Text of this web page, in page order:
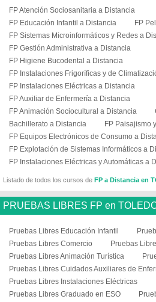
FP Atención Sociosanitaria a Distancia
FP Educación Infantil a Distancia
FP
FP Sistemas Microinformáticos y Redes a
FP Gestión Administrativa a Distancia
FP Higiene Bucodental a Distancia
FP Instalaciones Frigoríficas y de
FP Instalaciones Eléctricas a Distancia
FP Auxiliar de Enfermería a Distancia
FP Animación Sociocultural a Distancia
Bachillerato a Distancia
FP Paisajismo
FP Equipos Electrónicos de Consumo a
FP Explotación de Sistemas Informáticos a
FP Instalaciones Eléctricas y Automáticas a
Listado de todos los cursos de FP a Distancia en
PRUEBAS LIBRES FP en
Pruebas Libres Educación Infantil
Pruebas Libres Comercio
Pruebas
Pruebas Libres Animación Turística
Pruebas Libres Cuidados Auxiliares de
Pruebas Libres Instalaciones Eléctricas
Pruebas Libres Graduado en ESO